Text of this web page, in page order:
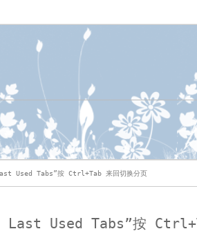
Used Tabs”按 Ctrl+Tab 来回切换分页
Last Used Tabs”按